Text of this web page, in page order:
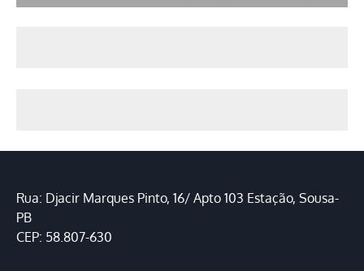
Rua: Djacir Marques Pinto, 16/ Apto 103 Estação, Sousa-
PB
CEP: 58.807-630